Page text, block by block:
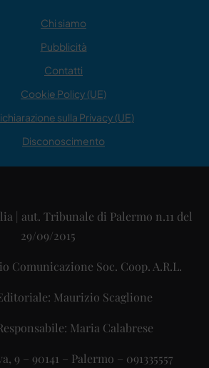
Chi siamo
Pubblicità
Contatti
Cookie Policy (UE)
sulla Privacy (UE)
Disconoscimento
| aut. Tribunale di Palermo n.11 del
29/09/2015
Comunicazione Soc. Coop. A.R.L.
Maurizio Scaglione
Maria Calabrese
9 – 90141 – Palermo – 091335557